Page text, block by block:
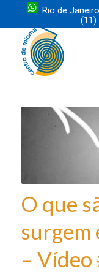
Rio de
(11)
O que
surgem
– Vídeo